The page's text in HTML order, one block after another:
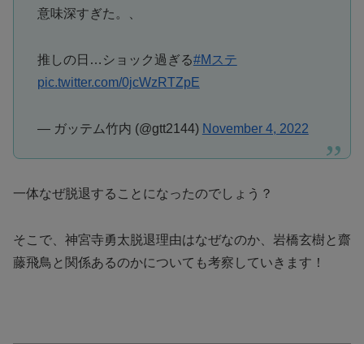
意味深すぎた。、
推しの日…ショック過ぎる#Mステ
pic.twitter.com/0jcWzRTZpE
— ガッテム竹内 (@gtt2144) November 4, 2022
一体なぜ脱退することになったのでしょう？
そこで、神宮寺勇太脱退理由はなぜなのか、岩橋玄樹と齋
藤飛鳥と関係あるのかについても考察していきます！